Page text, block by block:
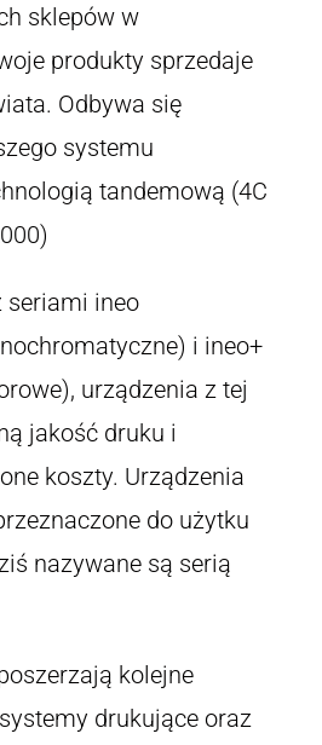
sklepów w
produkty sprzedaje
Odbywa się
systemu
tandemową (4C
seriami ineo
i ineo+
urządzenia z tej
jakość druku i
koszty. Urządzenia
do użytku
nazywane są serią
kolejne
drukujące oraz